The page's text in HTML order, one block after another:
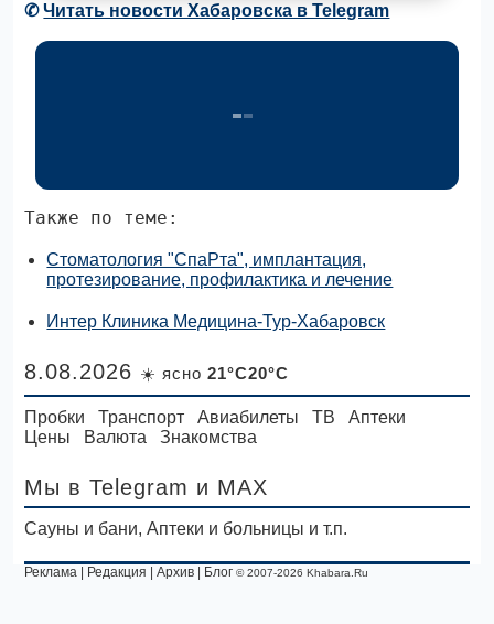
✆Читать новости Хабаровска в Telegram
Также по теме:
Стоматология "СпаРта", имплантация,
протезирование, профилактика и лечение
Интер Клиника Медицина-Тур-Хабаровск
8.08.2026 ☀️ ясно21°C20°C
Пробки Транспорт Авиабилеты ТВ
Аптеки
Цены
Валюта Знакомства
Мы в Telegram и MAX
Сауны и бани, Аптеки и больницы и т.п.
Реклама Редакция |Архив Блог © 2007-2026 Khabara.Ru